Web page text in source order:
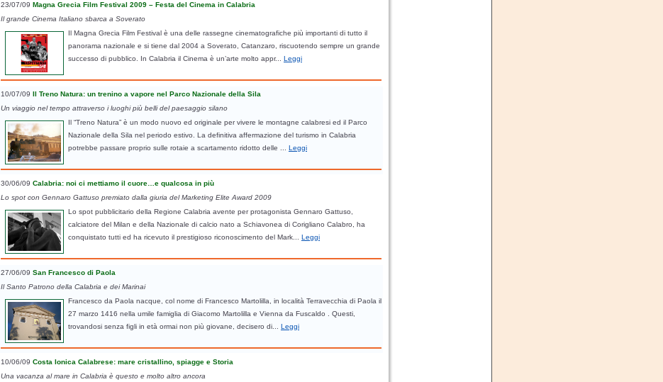
23/07/09 Magna Grecia Film Festival 2009 – Festa del Cinema in Calabria
Il grande Cinema Italiano sbarca a Soverato
Il Magna Grecia Film Festival è una delle rassegne cinematografiche più importanti di tutto il
panorama nazionale e si tiene dal 2004 a Soverato, Catanzaro, riscuotendo sempre un grande
successo di pubblico. In Calabria il Cinema è un’arte molto appr... Leggi
10/07/09 Il Treno Natura: un trenino a vapore nel Parco Nazionale della Sila
Un viaggio nel tempo attraverso i luoghi più belli del paesaggio silano
Il “Treno Natura” è un modo nuovo ed originale per vivere le montagne calabresi ed il Parco
Nazionale della Sila nel periodo estivo. La definitiva affermazione del turismo in Calabria
potrebbe passare proprio sulle rotaie a scartamento ridotto delle ... Leggi
30/06/09 Calabria: noi ci mettiamo il cuore…e qualcosa in più
Lo spot con Gennaro Gattuso premiato dalla giuria del Marketing Elite Award 2009
Lo spot pubblicitario della Regione Calabria avente per protagonista Gennaro Gattuso,
calciatore del Milan e della Nazionale di calcio nato a Schiavonea di Corigliano Calabro, ha
conquistato tutti ed ha ricevuto il prestigioso riconoscimento del Mark... Leggi
27/06/09 San Francesco di Paola
Il Santo Patrono della Calabria e dei Marinai
Francesco da Paola nacque, col nome di Francesco Martolilla, in località Terravecchia di Paola il
27 marzo 1416 nella umile famiglia di Giacomo Martolilla e Vienna da Fuscaldo . Questi,
trovandosi senza figli in età ormai non più giovane, decisero di... Leggi
10/06/09 Costa Ionica Calabrese: mare cristallino, spiagge e Storia
Una vacanza al mare in Calabria è questo e molto altro ancora